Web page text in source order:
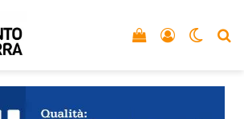
Accedi
Vedi il carrello